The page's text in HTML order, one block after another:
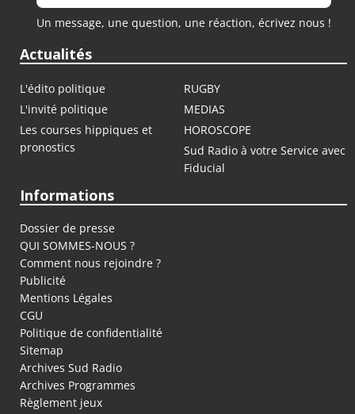
Un message, une question, une réaction, écrivez nous !
Actualités
L'édito politique
RUGBY
L'invité politique
MEDIAS
Les courses hippiques et
pronostics
HOROSCOPE
Sud Radio à votre Service avec
Fiducial
Informations
Dossier de presse
QUI SOMMES-NOUS ?
Comment nous rejoindre ?
Publicité
Mentions Légales
CGU
Politique de confidentialité
Sitemap
Archives Sud Radio
Archives Programmes
Règlement jeux